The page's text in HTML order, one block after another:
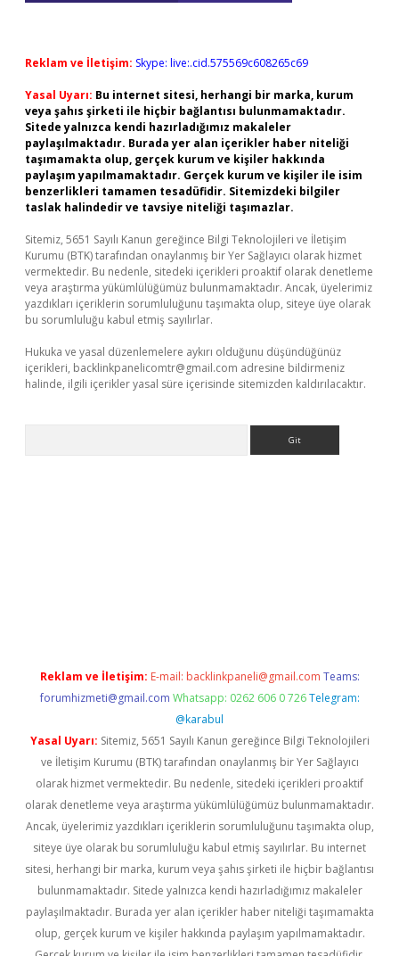
Reklam ve İletişim: Skype: live:.cid.575569c608265c69
Yasal Uyarı: Bu internet sitesi, herhangi bir marka, kurum
veya şahıs şirketi ile hiçbir bağlantısı bulunmamaktadır.
Sitede yalnızca kendi hazırladığımız makaleler
paylaşılmaktadır. Burada yer alan içerikler haber niteliği
taşımamakta olup, gerçek kurum ve kişiler hakkında
paylaşım yapılmamaktadır. Gerçek kurum ve kişiler ile isim
benzerlikleri tamamen tesadüfidir. Sitemizdeki bilgiler
taslak halindedir ve tavsiye niteliği taşımazlar.
Sitemiz, 5651 Sayılı Kanun gereğince Bilgi Teknolojileri ve İletişim
Kurumu (BTK) tarafından onaylanmış bir Yer Sağlayıcı olarak hizmet
vermektedir. Bu nedenle, sitedeki içerikleri proaktif olarak denetleme
veya araştırma yükümlülüğümüz bulunmamaktadır. Ancak, üyelerimiz
yazdıkları içeriklerin sorumluluğunu taşımakta olup, siteye üye olarak
bu sorumluluğu kabul etmiş sayılırlar.
Hukuka ve yasal düzenlemelere aykırı olduğunu düşündüğünüz
içerikleri, backlinkpanelicomtr@gmail.com adresine bildirmeniz
halinde, ilgili içerikler yasal süre içerisinde sitemizden kaldırılacaktır.
Reklam ve İletişim: E-mail: backlinkpaneli@gmail.com Teams:
forumhizmeti@gmail.com Whatsapp: 0262 606 0 726 Telegram:
@karabul
Yasal Uyarı: Sitemiz, 5651 Sayılı Kanun gereğince Bilgi Teknolojileri
ve İletişim Kurumu (BTK) tarafından onaylanmış bir Yer Sağlayıcı
olarak hizmet vermektedir. Bu nedenle, sitedeki içerikleri proaktif
olarak denetleme veya araştırma yükümlülüğümüz bulunmamaktadır.
Ancak, üyelerimiz yazdıkları içeriklerin sorumluluğunu taşımakta olup,
siteye üye olarak bu sorumluluğu kabul etmiş sayılırlar. Bu internet
sitesi, herhangi bir marka, kurum veya şahıs şirketi ile hiçbir bağlantısı
bulunmamaktadır. Sitede yalnızca kendi hazırladığımız makaleler
paylaşılmaktadır. Burada yer alan içerikler haber niteliği taşımamakta
olup, gerçek kurum ve kişiler hakkında paylaşım yapılmamaktadır.